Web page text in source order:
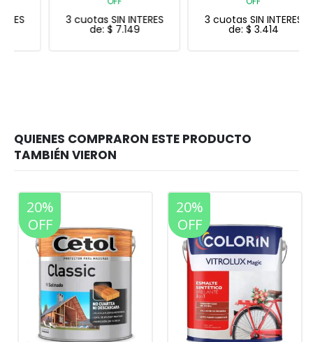
3 cuotas SIN INTERES
7.149
3 cuotas SIN INTERES
3.414
20%
OFF
20%
OFF